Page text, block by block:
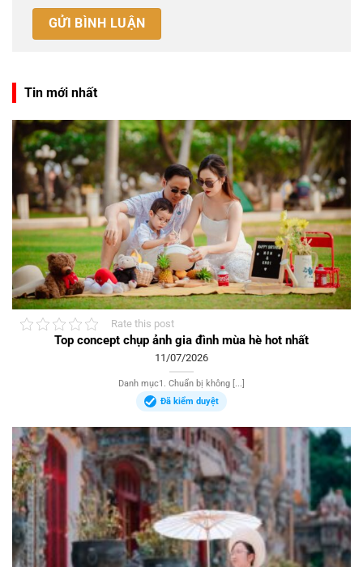
Tin mới nhất
Rate this post
Top concept chụp ảnh gia đình mùa hè hot nhất
11/07/2026
Danh mục1. Chuẩn bị không [...]
Đã kiểm duyệt